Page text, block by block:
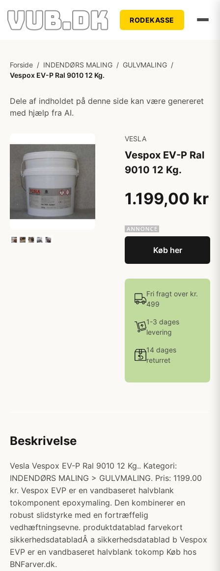
RODEKASSE
Forside / INDENDØRS MALING / GULVMALING /
Vespox EV-P Ral 9010 12 Kg.
Dele af indholdet på denne side kan være genereret
med hjælp fra AI.
VESLA
Vespox EV-P Ral
9010 12 Kg.
1.199,00 kr
Køb her
Fri fragt over kr.
499
1-3 dages
levering
14 dages
returret
Beskrivelse
Vesla Vespox EV-P Ral 9010 12 Kg.. Kategori:
INDENDØRS MALING > GULVMALING. Pris: 1199.00
kr. Vespox EVP er en vandbaseret halvblank
tokomponent epoxymaling. Den kombinerer en
robust slidstyrke med en fortræffelig
vedhæftningsevne. produktdatablad farvekort
sikkerhedsdatabladÂ a sikkerhedsdatablad b Vespox
EVP er en vandbaseret halvblank tokomp Køb hos
BNFarver.dk.